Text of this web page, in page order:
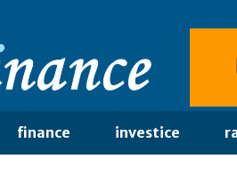
finance investice